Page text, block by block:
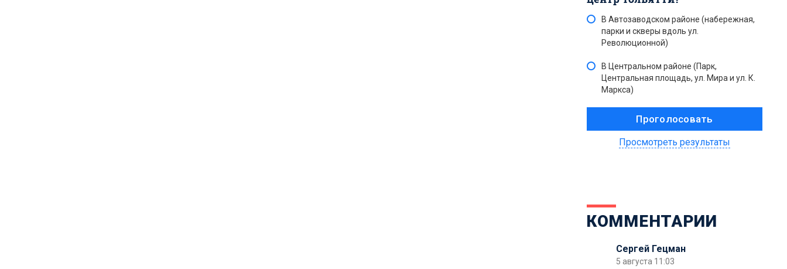
В Автозаводском районе (набережная,
парки и скверы вдоль ул.
Революционной)
В Центральном районе (Парк,
Центральная площадь, ул. Мира и ул. К.
Маркса)
Просмотреть результаты
КОММЕНТАРИИ
Сергей Гецман
5 августа 11:03